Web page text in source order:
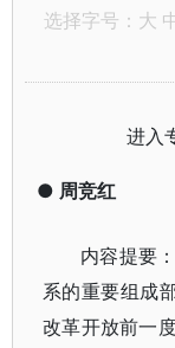
选择字号： 大
进入
● 周竞红
内容提要
系的重要组成
改革开放前一